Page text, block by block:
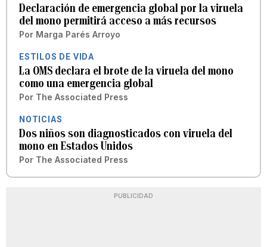
Declaración de emergencia global por la viruela
del mono permitirá acceso a más recursos
Por Marga Parés Arroyo
ESTILOS DE VIDA
La OMS declara el brote de la viruela del mono
como una emergencia global
Por The Associated Press
NOTICIAS
Dos niños son diagnosticados con viruela del
mono en Estados Unidos
Por The Associated Press
PUBLICIDAD